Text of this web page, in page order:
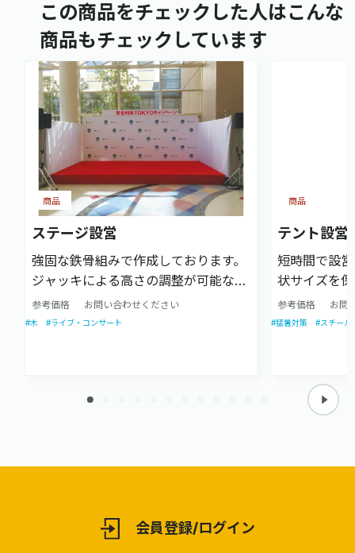
この商品をチェックした人はこんな
商品もチェックしています
ステージ設営
強固な鉄骨組みで作成しております。
ジャッキによる高さの調整が可能なの
で設置場所に凹凸があってもフラット
で美しいステージを設営します。
参考価格 お問い合わせください
商品
#木 #ライブ・コンサート
テント設営
短時間で設
状サイズを
参考価格 お問
商品
#猛暑対策 #スチール
会員登録/ログイン